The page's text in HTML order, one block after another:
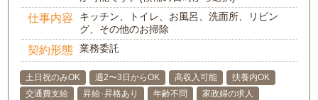
仕事内容
キッチン、トイレ、お風呂、洗面所、リビン
グ、その他のお掃除
契約形態 業務委託
土日祝のみOK 週2〜3日からOK 高収入可能
扶養内OK
交通費支給
昇給･昇格あり 年齢不問
家政婦の求人